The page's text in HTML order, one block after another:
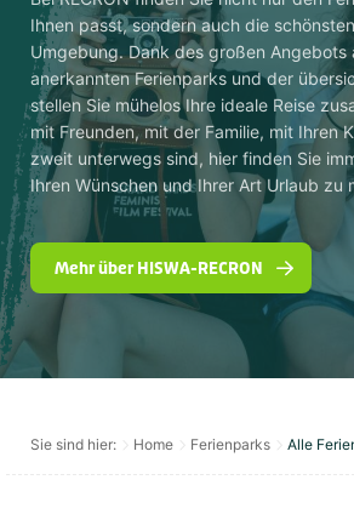
Ihnen passt, sondern auch die
Umgebung. Dank des großen Angebots
anerkannten Ferienparks und der
stellen Sie mühelos Ihre ideale Reise
mit Freunden, mit der Familie, mit Ihren
zweit unterwegs sind, hier finden Sie
Ihren Wünschen und Ihrer Art Urlaub zu
Mehr über HISWA-RECRON
Sie sind hier: Home Ferienparks Alle